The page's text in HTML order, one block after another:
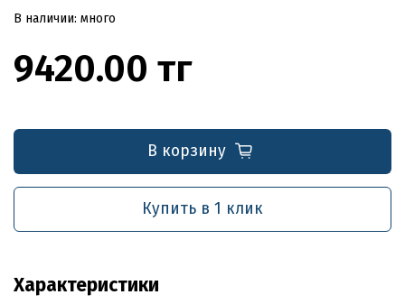
В наличии: много
9420.00 тг
В корзину
Купить в 1 клик
Характеристики